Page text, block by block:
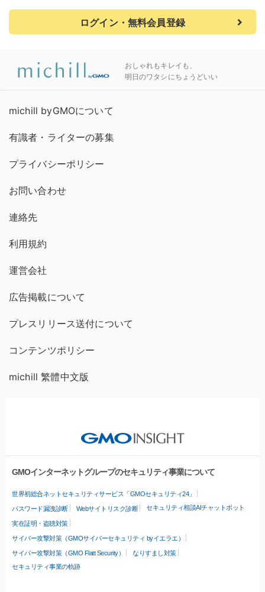
ログイン・無料会員登録
おしゃれもキレイも、
明日のワタシにちょうどいい
michill byGMOについて
有識者・ライターの募集
プライバシーポリシー
お問い合わせ
連絡先
利用規約
運営会社
広告掲載について
プレスリリース送付について
コンテンツポリシー
michill 繁體中文版
GMOインターネットグループのセキュリティ事業について
世界初総合ネットセキュリティサービス「GMOセキュリティ24」
パスワード漏洩診断 Webサイトリスク診断 セキュリティ相談AIチャットボット
実在証明・盗聴対策
サイバー攻撃対策（GMOサイバーセキュリティ byイエラエ）
サイバー攻撃対策（GMO Flatt Security）
なりすまし対策
セキュリティ事業の軌跡